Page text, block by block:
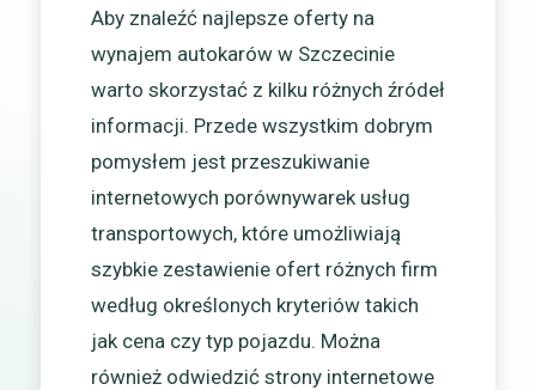
Aby znaleźć najlepsze oferty na
wynajem autokarów w Szczecinie
warto skorzystać z kilku różnych źródeł
informacji. Przede wszystkim dobrym
pomysłem jest przeszukiwanie
internetowych porównywarek usług
transportowych, które umożliwiają
szybkie zestawienie ofert różnych firm
według określonych kryteriów takich
jak cena czy typ pojazdu. Można
również odwiedzić strony internetowe